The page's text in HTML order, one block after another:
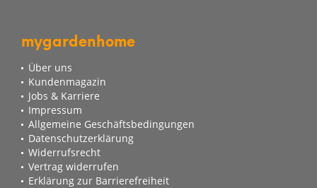
mygardenhome
Über uns
Kundenmagazin
Jobs & Karriere
Impressum
Allgemeine Geschäftsbedingungen
Datenschutzerklärung
Widerrufsrecht
Vertrag widerrufen
Erklärung zur Barrierefreiheit